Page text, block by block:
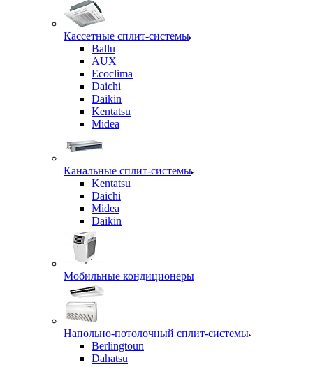
Кассетные сплит-системы
Ballu
AUX
Ecoclima
Daichi
Daikin
Kentatsu
Midea
Канальные сплит-системы
Kentatsu
Daichi
Midea
Daikin
Мобильные кондиционеры
Напольно-потолочный сплит-системы
Berlingtoun
Dahatsu